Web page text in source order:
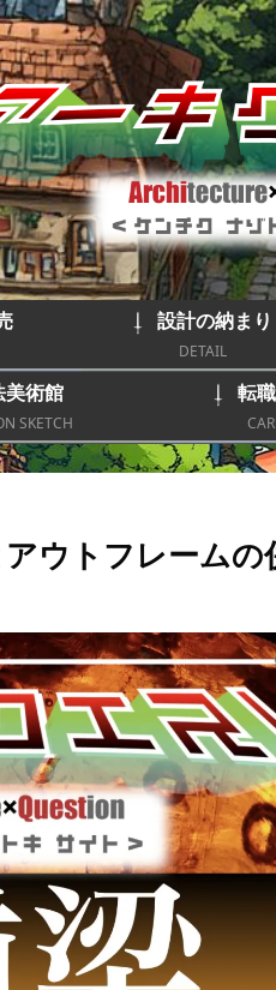
設計の納まり
DETAIL
美術館
SKETCH
転
ウトフレームの